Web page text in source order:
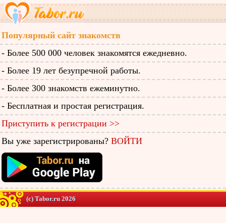
Популярный сайт знакомств
- Более 500 000 человек знакомятся ежедневно.
- Более 19 лет безупречной работы.
- Более 300 знакомств ежеминутно.
- Бесплатная и простая регистрация.
Приступить к регистрации >>
Вы уже зарегистрированы? ВОЙТИ
(c) Tabor.ru 2026